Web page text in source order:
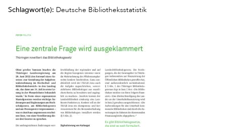
Schlagwort(e): Deutsche Bibliotheksstatistik